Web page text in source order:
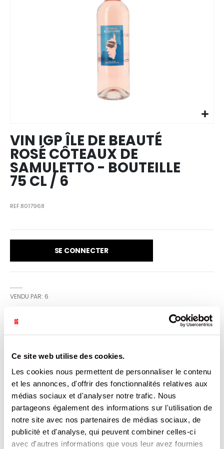
Ce site web utilise des cookies.
Les cookies nous permettent de personnaliser le contenu
et les annonces, d'offrir des fonctionnalités relatives aux
médias sociaux et d'analyser notre trafic. Nous
partageons également des informations sur l'utilisation de
notre site avec nos partenaires de médias sociaux, de
publicité et d'analyse, qui peuvent combiner celles-ci
avec d'autres informations que vous leur avez fournies
images
gallery
VIN IGP ÎLE DE BEAUTÉ
ROSÉ CÔTEAUX DE
SAMULETTO - BOUTEILLE
75 CL / 6
REF.8017968
SE CONNECTER
VENDU PAR: 6
INFORMATION
Ce vin rosé est élaboré avec une macération pelliculaire
à froid, suivi d’une fermentation à basse température. Le
vin est élevé sous inertage. Dégustation : Ce vin présente
une robe rose pâle aux reflets violacés. S’en dégagent des
arômes de fleurs blanches et des senteurs du maquis. La
bouche quant à elle allie rondeur et fraicheur avec une
note épicée caractéristique en finale.
CARACTÉRISTIQUES